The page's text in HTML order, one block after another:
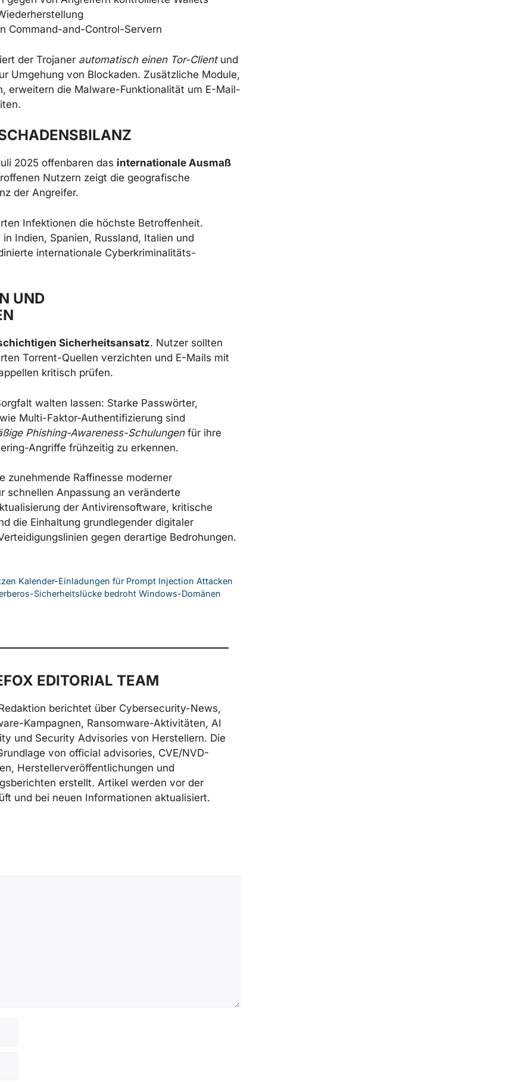
Command-and-Control-Servern
der Trojaner automatisch einen Tor-Clientund
Umgehung von Blockaden. Zusätzliche Module,
erweitern die Malware-Funktionalität um E-Mail-
2025 offenbaren das internationale Ausmaß
Nutzern zeigt die geografische
der Angreifer.
Infektionen die höchste Betroffenheit.
Indien, Spanien, Russland, Italien und
internationale Cyberkriminalitäts-
S
Sicherheitsansatz. Nutzer sollten
Torrent-Quellen verzichten und E-Mails mit
kritisch prüfen.
walten lassen: Starke Passwörter,
Multi-Faktor-Authentifizierung sind
Phishing-Awareness-Schulungenfür ihre
Angriffe frühzeitig zu erkennen.
zunehmende Raffinesse moderner
schnellen Anpassung an veränderte
der Antivirensoftware, kritische
die Einhaltung grundlegender digitaler
gegen derartige Bedrohungen.
Kalender-Einladungen für Prompt Injection Attacken
Sicherheitslücke bedroht Windows-Domänen
EDITORIAL TEAM
berichtet über Cybersecurity-News,
Kampagnen, Ransomware-Aktivitäten, AI
und Security Advisories von Herstellern. Die
von official advisories, CVE/NVD-
Herstellerveröffentlichungen und
erstellt. Artikel werden vor der
und bei neuen Informationen aktualisiert.